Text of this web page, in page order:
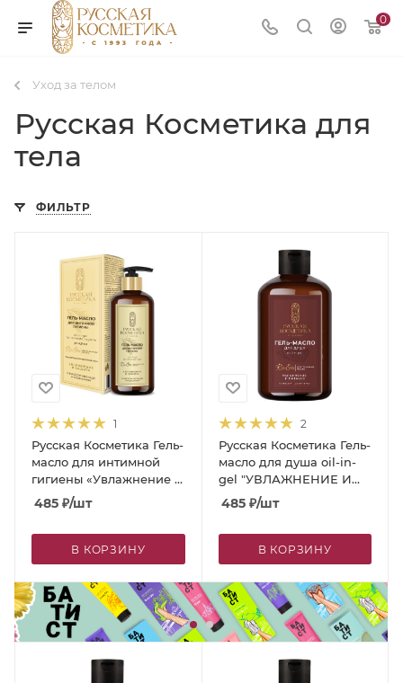
0
Уход за телом
Русская Косметика для
тела
ФИЛЬТР
1
Русская Косметика Гель-
масло для интимной
гигиены «Увлажнение и
защита» с маслом
авокадо и розмарина,
485 ₽/шт
В КОРЗИНУ
2
Русская Косметика Гель-
масло для душа oil-in-
gel "УВЛАЖНЕНИЕ И
ПИТАНИЕ", 400 мл
485₽/шт
В КОРЗИНУ